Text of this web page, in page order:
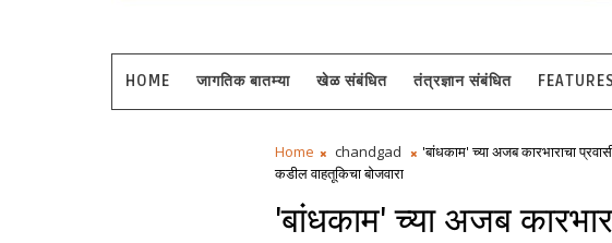
HOME जागतिक बातम्या खेळ संबंधित तंत्रज्ञान संबंधित FEATURES
Home chandgad
'बांधकाम' च्या अजब कारभाराचा
कडील वाहतूकिचा बोजवारा
'बांधकाम' च्या अजब